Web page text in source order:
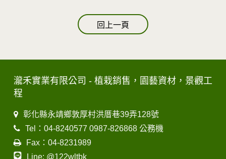
回上一頁
瀧禾實業有限公司 - 植栽銷售，園藝資材，景觀工
程
彰化縣永靖鄉敦厚村洪厝巷39弄128號
Tel：04-8240577 0987-826868 公務機
Fax：04-8231989
Line: @122wltbk